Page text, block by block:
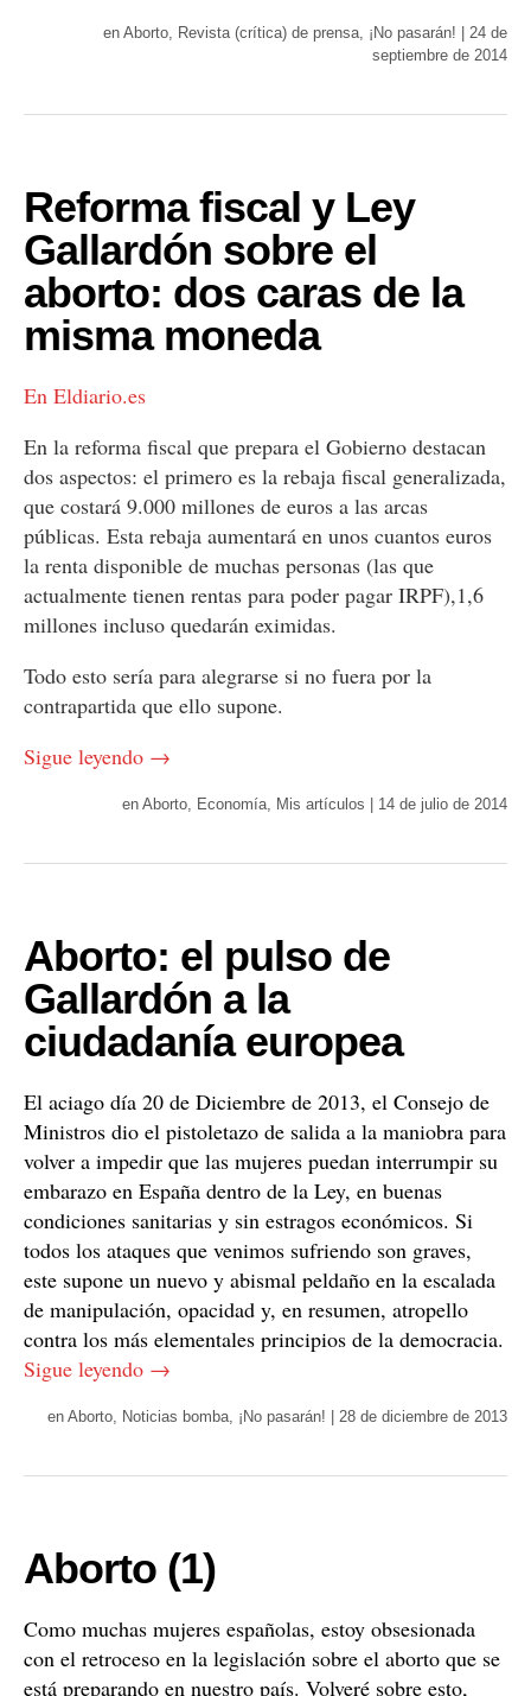
en Aborto, Revista (crítica) de prensa, ¡No pasarán!
24 de
septiembre de 2014
Reforma fiscal y Ley
Gallardón sobre el
aborto: dos caras de la
misma moneda
En Eldiario.es
En la reforma fiscal que prepara el Gobierno destacan
dos aspectos: el primero es la rebaja fiscal generalizada,
que costará 9.000 millones de euros a las arcas
públicas. Esta rebaja aumentará en unos cuantos euros
la renta disponible de muchas personas (las que
actualmente tienen rentas para poder pagar IRPF),1,6
millones incluso quedarán eximidas.
Todo esto sería para alegrarse si no fuera por la
contrapartida que ello supone.
Sigue leyendo →
en Aborto, Economía, Mis artículos 14 de julio de 2014
Aborto: el pulso de
Gallardón a la
ciudadanía europea
El aciago día 20 de Diciembre de 2013, el Consejo de
Ministros dio el pistoletazo de salida a la maniobra para
volver a impedir que las mujeres puedan interrumpir su
embarazo en España dentro de la Ley, en buenas
condiciones sanitarias y sin estragos económicos. Si
todos los ataques que venimos sufriendo son graves,
este supone un nuevo y abismal peldaño en la escalada
de manipulación, opacidad y, en resumen, atropello
contra los más elementales principios de la democracia.
Sigue leyendo →
en Aborto, Noticias bomba, ¡No pasarán! 28 de diciembre de 2013
Aborto (1)
Como muchas mujeres españolas, estoy obsesionada
con el retroceso en la legislación sobre el aborto que se
está preparando en nuestro país. Volveré sobre esto,